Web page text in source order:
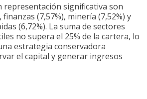
representación significativa son
(7,57%), minería (7,52%) y
(6,72%). La suma de sectores
no supera el 25% de la cartera, lo
estrategia conservadora
el capital y generar ingresos